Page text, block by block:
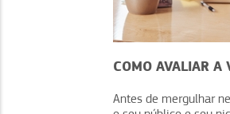
COMO AVALIAR A
Antes de mergulhar